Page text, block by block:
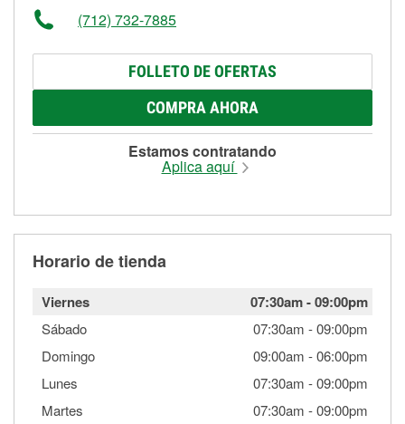
(712) 732-7885
FOLLETO DE OFERTAS
COMPRA AHORA
Estamos contratando
Aplica aquí
Horario de tienda
Viernes 07:30am-09:00pm
Sábado 07:30am -09:00pm
Domingo
09:00am -06:00pm
Lunes
07:30am -09:00pm
Martes
07:30am -09:00pm